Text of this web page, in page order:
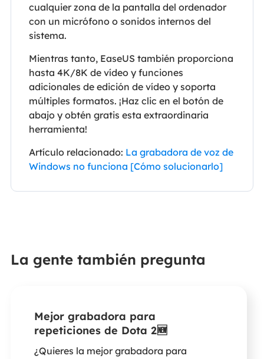
cualquier zona de la pantalla del ordenador
con un micrófono o sonidos internos del
sistema.
Mientras tanto, EaseUS también proporciona
hasta 4K/8K de vídeo y funciones
adicionales de edición de vídeo y soporta
múltiples formatos. ¡Haz clic en el botón de
abajo y obtén gratis esta extraordinaria
herramienta!
Artículo relacionado: La grabadora de voz de
Windows no funciona [Cómo solucionarlo]
La gente también pregunta
Mejor grabadora para
repeticiones de Dota 2🆕
¿Quieres la mejor grabadora para